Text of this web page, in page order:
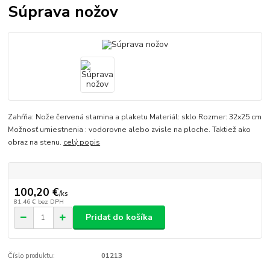
Súprava nožov
Zahŕňa: Nože červená stamina a plaketu Materiál: sklo Rozmer: 32x25 cm
Možnosť umiestnenia : vodorovne alebo zvisle na ploche. Taktiež ako
obraz na stenu. celý popis
100,20 €/ks
81,46 € bez DPH
Pridať do košíka
Číslo produktu: 01213